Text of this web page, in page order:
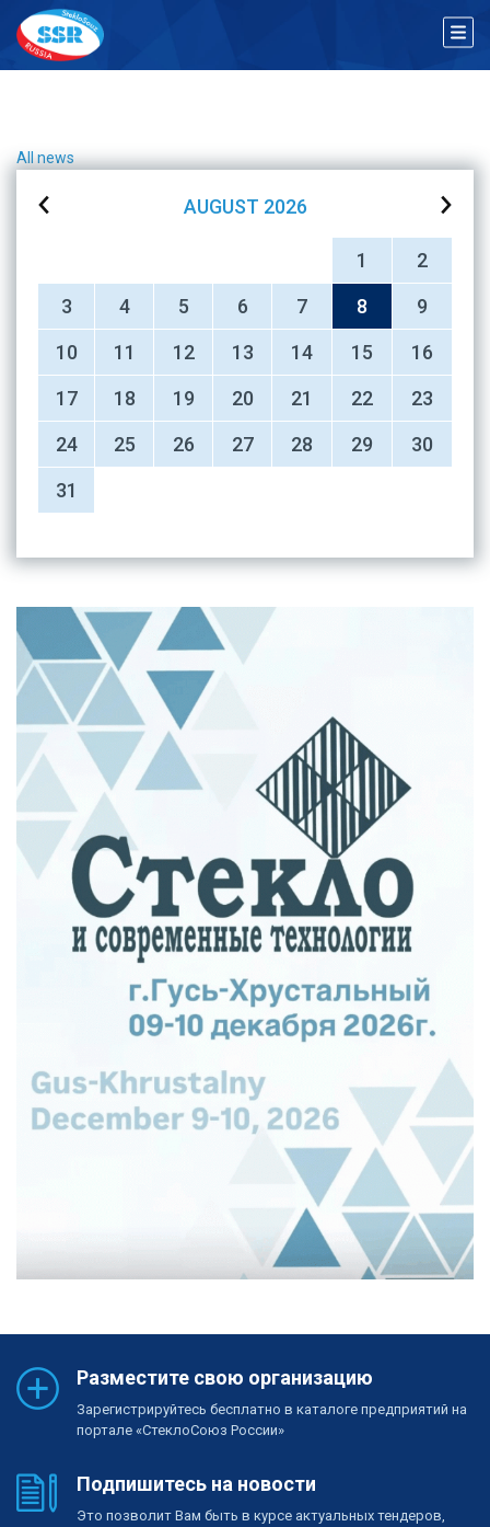
All news
AUGUST 2026
1
2
3
4 5 6 7 8
9
10
11 12 13 14 15
16
17
18 19 20 21 22
23
24
25 26 27 28 29
30
31
Разместите свою организацию
Зарегистрируйтесь бесплатно в каталоге предприятий на
портале «СтеклоСоюз России»
Подпишитесь на новости
Это позволит Вам быть в курсе актуальных тендеров,